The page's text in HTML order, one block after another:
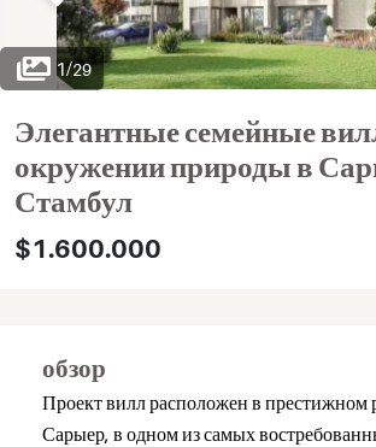
1/29
Элегантные семейные
окружении природы в
Стамбул
$1.600.000
обзор
Проект вилл расположен в престижном
Сарыер, в одном из самых